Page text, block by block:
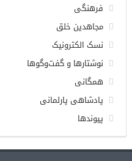
فرهنگی
مجاهدین خلق
نسک الکترونیک
نوشتارها و گفت‌وگوها
همگانی
پادشاهی پارلمانی
پیوندها